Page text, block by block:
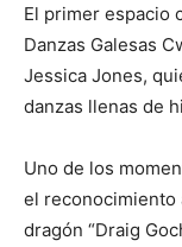
El primer espacio
Danzas Galesas
Jessica Jones,
danzas llenas de
Uno de los
el reconocimiento
dragón “Draig